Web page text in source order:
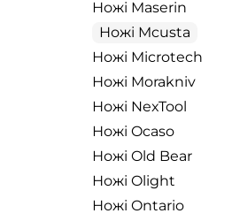
Ножі Maserin
Ножі Mcusta
Ножі Microtech
Ножі Morakniv
Ножі NexTool
Ножі Ocaso
Ножі Old Bear
Ножі Olight
Ножі Ontario